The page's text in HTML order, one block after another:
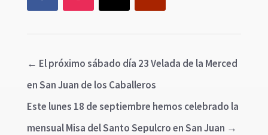
← El próximo sábado día 23 Velada de la Merced
en San Juan de los Caballeros
Este lunes 18 de septiembre hemos celebrado la
mensual Misa del Santo Sepulcro en San Juan →